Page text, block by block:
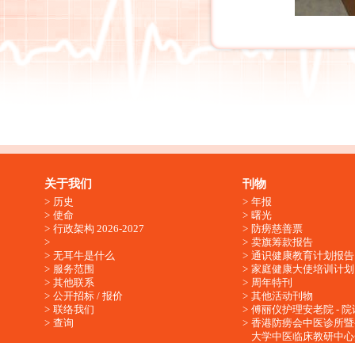
关于我们
历史
使命
行政架构 2026-2027
无耳牛是什么
服务范围
其他联系
公开招标 / 报价
联络我们
查询
刊物
年报
曙光
防痨慈善票
卖旗筹款报告
通识健康教育计划报告
家庭健康大使培训计划
周年特刊
其他活动刊物
傅丽仪护理安老院 - 院
香港防痨会中医诊所
大学中医临床教研中